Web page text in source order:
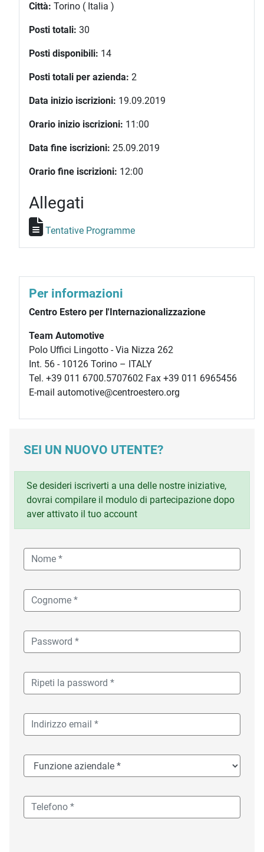
Città: Torino ( Italia )
Posti totali: 30
Posti disponibili: 14
Posti totali per azienda: 2
Data inizio iscrizioni: 19.09.2019
Orario inizio iscrizioni: 11:00
Data fine iscrizioni: 25.09.2019
Orario fine iscrizioni: 12:00
Allegati
Tentative Programme
Per informazioni
Centro Estero per l'Internazionalizzazione
Team Automotive
Polo Uffici Lingotto - Via Nizza 262
Int. 56 - 10126 Torino – ITALY
Tel. +39 011 6700.5707602 Fax +39 011 6965456
E-mail automotive@centroestero.org
SEI UN NUOVO UTENTE?
Se desideri iscriverti a una delle nostre iniziative,
dovrai compilare il modulo di partecipazione dopo
aver attivato il tuo account